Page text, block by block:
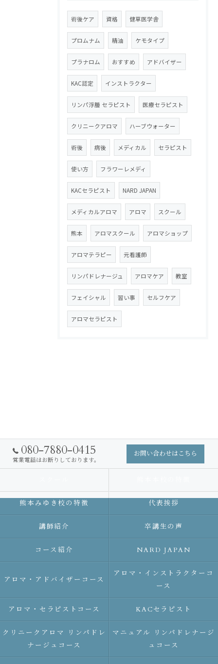
術後ケア 資格 健草医学舎
プロムナム 精油 ケモタイプ
プラナロム おすすめ アドバイザー
KAC認定 インストラクター
リンパ浮腫 セラピスト 医療セラピスト
クリニークアロマ ハーブウォーター
術後 病後 メディカル セラピスト
使い方 フラワーレメディ
KACセラピスト NARD JAPAN
メディカルアロマ アロマ スクール
熊本 アロマスクール アロマショップ
アロマテラピー 元看護師
リンパドレナージュ アロマケア 教室
フェイシャル 習い事 セルフケア
アロマセラピスト
080-7880-0415
営業電話はお断りしております。
お問い合わせはこちら
熊本みゆき校の特徴 代表挨拶
講師紹介 卒講生の声
コース紹介 NARD JAPAN
アロマ・アドバイザーコース
アロマ・インストラクターコ
ース
アロマ・セラピストコース KACセラピスト
クリニークアロマ リンパドレ
ナージュコース
マニュアル リンパドレナージ
ュコース